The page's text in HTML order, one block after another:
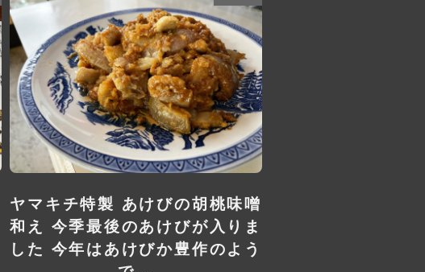
ヤマキチ特製 あけびの胡桃味噌
和え 今季最後のあけびが入りま
した 今年はあけびか豊作のよう